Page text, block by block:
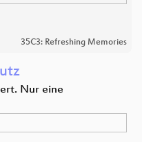
35C3: Refreshing Memories
Nur eine